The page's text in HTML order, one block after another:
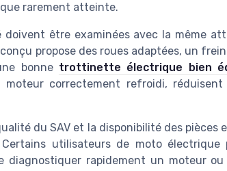
rarement atteinte.
doivent être examinées avec la même
propose des roues adaptées, un
bonne trottinette électrique bien
correctement refroidi,
du SAV et la disponibilité des
utilisateurs de moto électrique
diagnostiquer rapidement un moteur